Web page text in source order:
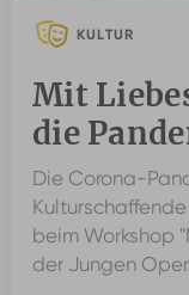
KULTUR
Mit
die
Die Corona-
beim Workshop
der Jungen